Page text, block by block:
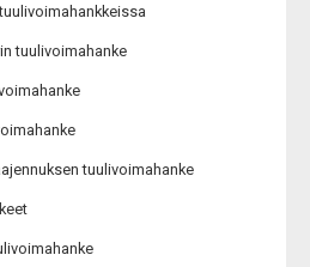
tuulivoimahanke
tuulivoimahanke